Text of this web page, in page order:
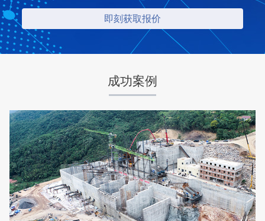
成功案例
湖北省荆门市 时产500-600吨
项目业主
中昇东浩荆门建材
生产原料
石灰石
咨询该项目执行经理